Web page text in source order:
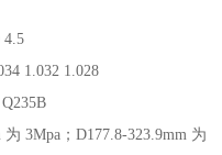
4.5
1.032 1.028
3Mpa；D177.8-323.9mm为